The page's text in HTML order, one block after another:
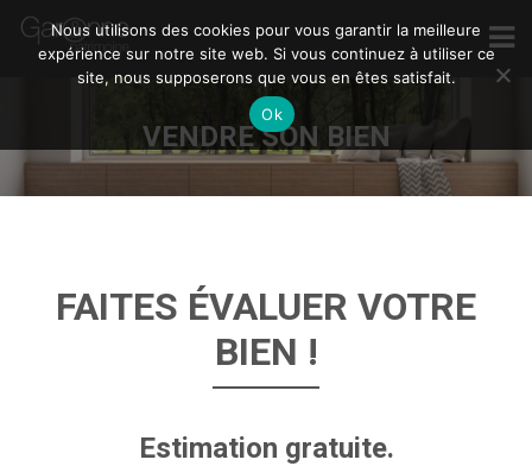
VENDRE SON BIEN
FAITES ÉVALUER VOTRE
BIEN !
Estimation gratuite.
Nous utilisons des cookies pour vous garantir la meilleure
expérience sur notre site web. Si vous continuez à utiliser ce
site, nous supposerons que vous en êtes satisfait.
Ok